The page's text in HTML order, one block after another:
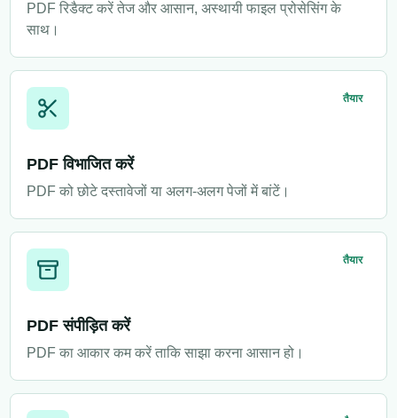
PDF रिडैक्ट करें तेज और आसान, अस्थायी फाइल प्रोसेसिंग के
साथ।
तैयार
PDF विभाजित करें
PDF को छोटे दस्तावेजों या अलग-अलग पेजों में बांटें।
तैयार
PDF संपीड़ित करें
PDF का आकार कम करें ताकि साझा करना आसान हो।